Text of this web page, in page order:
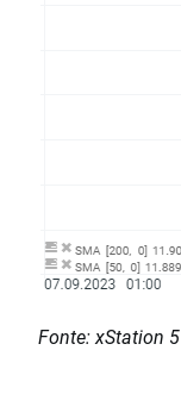
Fonte: xStation 5